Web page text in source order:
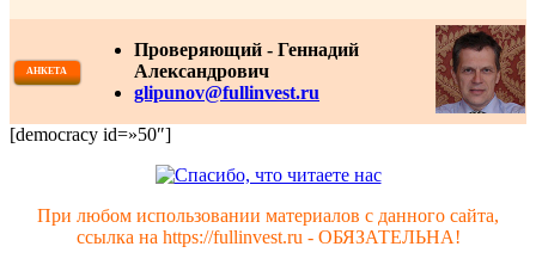
АНКЕТА
Проверяющий - Геннадий
Александрович
glipunov@fullinvest.ru
[democracy id=»50″]
При любом использовании материалов с данного сайта,
ссылка на https://fullinvest.ru - ОБЯЗАТЕЛЬНА!